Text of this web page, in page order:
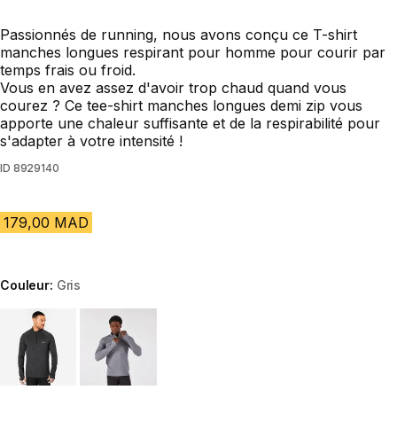
Passionnés de running, nous avons conçu ce T-shirt
manches longues respirant pour homme pour courir par
temps frais ou froid.
Vous en avez assez d'avoir trop chaud quand vous
courez ? Ce tee-shirt manches longues demi zip vous
apporte une chaleur suffisante et de la respirabilité pour
s'adapter à votre intensité !
ID 8929140
179,00 MAD
Couleur: Gris
Choose a variant